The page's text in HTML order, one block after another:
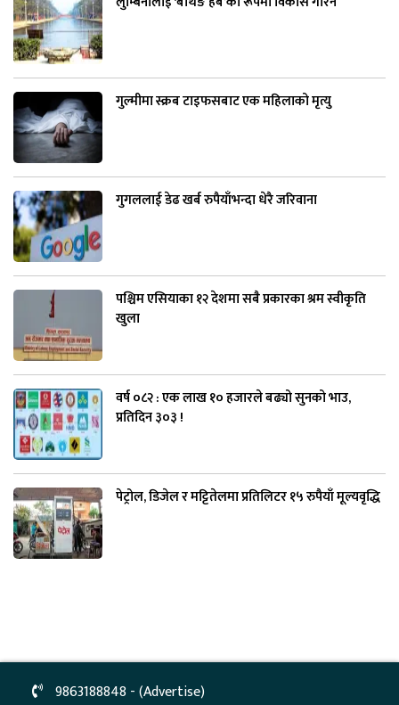
गुल्मीमा स्क्रब टाइफसबाट एक महिलाको मृत्यु
गुगललाई डेढ खर्ब रुपैयाँभन्दा धेरै जरिवाना
पश्चिम एसियाका १२ देशमा सबै प्रकारका श्रम स्वीकृति
खुला
वर्ष ०८२ : एक लाख १० हजारले बढ्यो सुनको भाउ,
प्रतिदिन ३०३ !
पेट्रोल, डिजेल र मट्टितेलमा प्रतिलिटर १५ रुपैयाँ मूल्यवृद्धि
9863188848 - (Advertise)